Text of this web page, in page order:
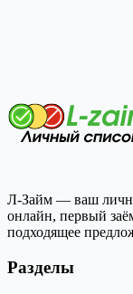
Л-Займ — ваш
онлайн, первый
подходящее
Разделы